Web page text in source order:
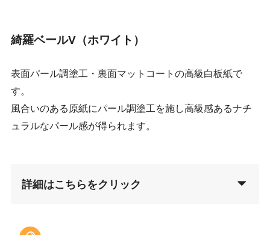
綺羅ベールV（ホワイト）
表面パール調塗工・裏面マットコートの高級白板紙で
す。
風合いのある原紙にパール調塗工を施し高級感あるナチ
ュラルなパール感が得られます。
詳細はこちらをクリック